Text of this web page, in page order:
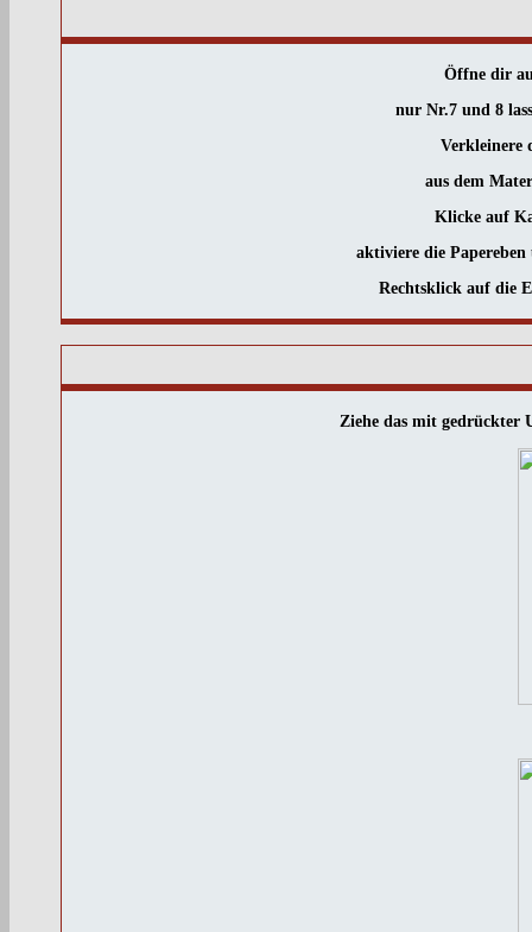
Öffne dir
nur Nr.7 und 8
Verkleinere
aus dem
Klicke auf
aktiviere die
Rechtsklick auf die
Ziehe das mit gedrückter